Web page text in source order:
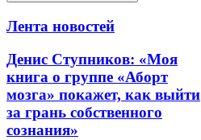
Лента новостей
Денис Ступников: «Моя
книга о группе «Аборт
мозга» покажет, как выйти
за грань собственного
сознания»